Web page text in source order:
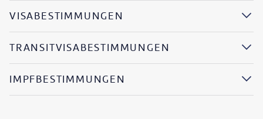
VISABESTIMMUNGEN
TRANSITVISABESTIMMUNGEN
IMPFBESTIMMUNGEN